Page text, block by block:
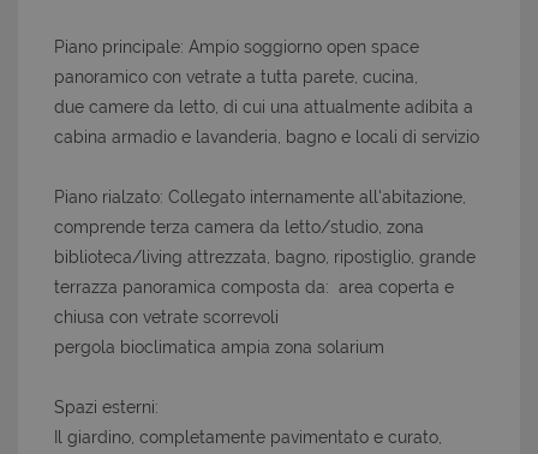
Piano principale: Ampio soggiorno open space
panoramico con vetrate a tutta parete, cucina,
due camere da letto, di cui una attualmente adibita a
cabina armadio e lavanderia, bagno e locali di servizio
Piano rialzato: Collegato internamente all'abitazione,
comprende terza camera da letto/studio, zona
biblioteca/living attrezzata, bagno, ripostiglio, grande
terrazza panoramica composta da: area coperta e
chiusa con vetrate scorrevoli
pergola bioclimatica ampia zona solarium
Spazi esterni:
Il giardino, completamente pavimentato e curato,